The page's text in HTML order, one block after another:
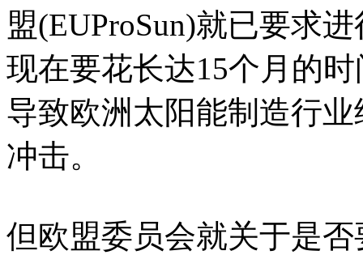
盟(EUProSun)就已要求
现在要花长达15个月的
导致欧洲太阳能制造行
冲击。
但欧盟委员会就关于是